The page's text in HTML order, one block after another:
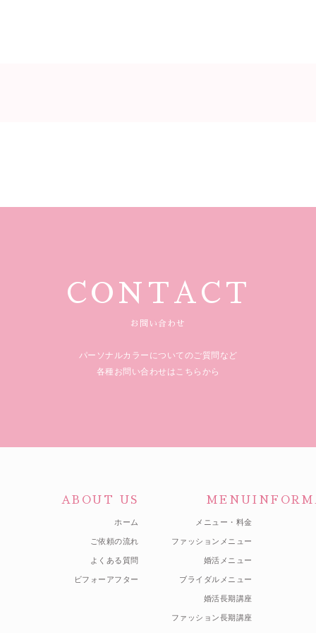
CONTACT
お問い合わせ
パーソナルカラーについてのご質問など
各種お問い合わせはこちらから
ABOUT US
ホーム
ご依頼の流れ
よくある質問
ビフォーアフター
MENU
メニュー・料金
ファッションメニュー
婚活メニュー
ブライダルメニュー
婚活長期講座
ファッション長期講座